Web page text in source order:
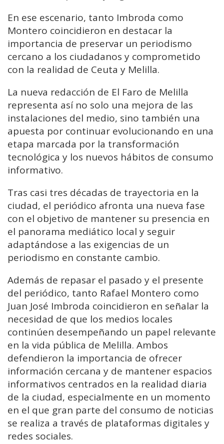
En ese escenario, tanto Imbroda como
Montero coincidieron en destacar la
importancia de preservar un periodismo
cercano a los ciudadanos y comprometido
con la realidad de Ceuta y Melilla.
La nueva redacción de El Faro de Melilla
representa así no solo una mejora de las
instalaciones del medio, sino también una
apuesta por continuar evolucionando en una
etapa marcada por la transformación
tecnológica y los nuevos hábitos de consumo
informativo.
Tras casi tres décadas de trayectoria en la
ciudad, el periódico afronta una nueva fase
con el objetivo de mantener su presencia en
el panorama mediático local y seguir
adaptándose a las exigencias de un
periodismo en constante cambio.
Además de repasar el pasado y el presente
del periódico, tanto Rafael Montero como
Juan José Imbroda coincidieron en señalar la
necesidad de que los medios locales
continúen desempeñando un papel relevante
en la vida pública de Melilla. Ambos
defendieron la importancia de ofrecer
información cercana y de mantener espacios
informativos centrados en la realidad diaria
de la ciudad, especialmente en un momento
en el que gran parte del consumo de noticias
se realiza a través de plataformas digitales y
redes sociales.